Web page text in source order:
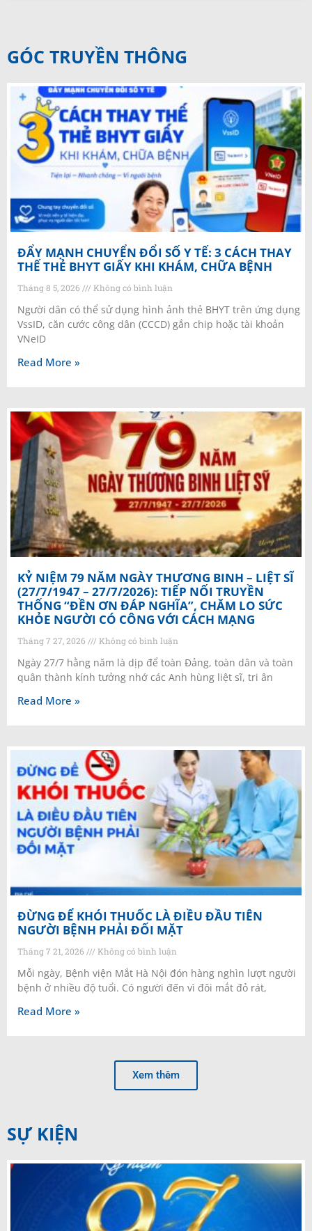
GÓC TRUYỀN THÔNG
ĐẨY MẠNH CHUYỂN ĐỔI SỐ Y TẾ: 3 CÁCH THAY
THẾ THẺ BHYT GIẤY KHI KHÁM, CHỮA BỆNH
Tháng 8 5, 2026 Không có bình luận
Người dân có thể sử dụng hình ảnh thẻ BHYT trên ứng dụng
VssID, căn cước công dân (CCCD) gắn chip hoặc tài khoản
VNeID
Read More »
KỶ NIỆM 79 NĂM NGÀY THƯƠNG BINH – LIỆT SĨ
(27/7/1947 – 27/7/2026): TIẾP NỐI TRUYỀN
THỐNG “ĐỀN ƠN ĐÁP NGHĨA”, CHĂM LO SỨC
KHỎE NGƯỜI CÓ CÔNG VỚI CÁCH MẠNG
Tháng 7 27, 2026 Không có bình luận
Ngày 27/7 hằng năm là dịp để toàn Đảng, toàn dân và toàn
quân thành kính tưởng nhớ các Anh hùng liệt sĩ, tri ân
Read More »
ĐỪNG ĐỂ KHÓI THUỐC LÀ ĐIỀU ĐẦU TIÊN
NGƯỜI BỆNH PHẢI ĐỐI MẶT
Tháng 7 21, 2026 Không có bình luận
Mỗi ngày, Bệnh viện Mắt Hà Nội đón hàng nghìn lượt người
bệnh ở nhiều độ tuổi. Có người đến vì đôi mắt đỏ rát,
Read More »
Xem thêm
SỰ KIỆN